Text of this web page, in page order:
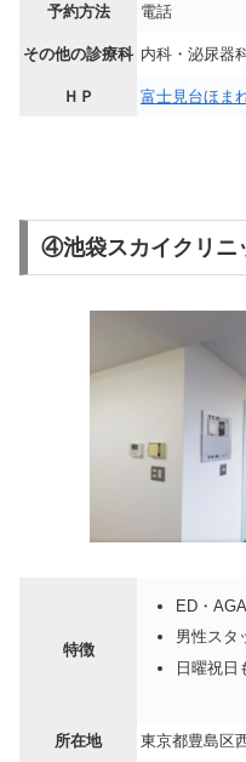
予約方法 電話
その他の診療科 内科・泌尿器
ＨＰ 富士見台ほま
④池袋スカイクリニ
特徴
ED・
男性スタ
日曜祝日
所在地 東京都豊島区